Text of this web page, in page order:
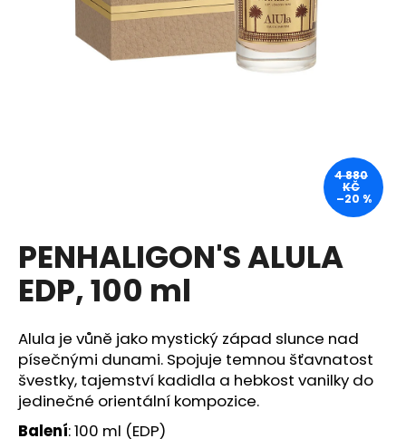
PENHALIGON'S ALULA
EDP, 100 ml
Alula je vůně jako mystický západ slunce nad
písečnými dunami. Spojuje temnou šťavnatost
švestky, tajemství kadidla a hebkost vanilky do
jedinečné orientální kompozice.
Balení: 100 ml (EDP)
4 880
KČ
–20 %
D
o
p
o
r
u
č
u